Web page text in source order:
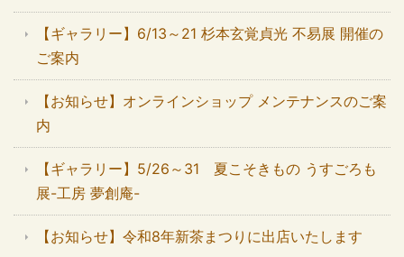
【ギャラリー】6/13～21 杉本玄覚貞光 不易展 開催の
ご案内
【お知らせ】オンラインショップ メンテナンスのご案
内
【ギャラリー】5/26～31 夏こそきもの うすごろも
展-工房 夢創庵-
【お知らせ】令和8年新茶まつりに出店いたします